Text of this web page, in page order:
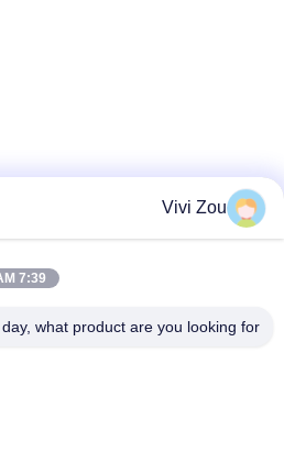
Vivi Zou
7:39 AM
day, what product are you looking